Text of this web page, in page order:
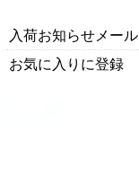
入荷お知らせメール
お気に入りに登録